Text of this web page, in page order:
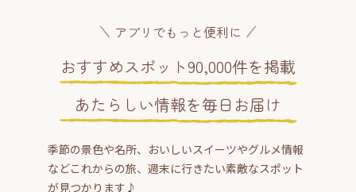
アプリでもっと便利に
おすすめスポット90,000件を掲載
あたらしい情報を毎日お届け
季節の景色や名所、おいしいスイーツやグルメ情報
などこれからの旅、週末に行きたい素敵なスポット
が見つかります♪